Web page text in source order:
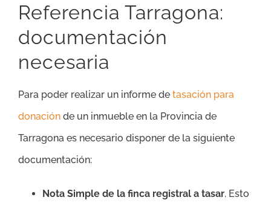
Referencia Tarragona:
documentación
necesaria
Para poder realizar un informe de tasación para
donación de un inmueble en la Provincia de
Tarragona es necesario disponer de la siguiente
documentación:
Nota Simple de la finca registral a tasar. Esto